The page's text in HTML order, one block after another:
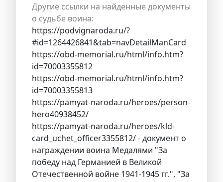
Другие ссылки на найденные документы
о судьбе воина:
https://podvignaroda.ru/?
#id=1264426841&tab=navDetailManCard
https://obd-memorial.ru/html/info.htm?
id=70003355812
https://obd-memorial.ru/html/info.htm?
id=70003355813
https://pamyat-naroda.ru/heroes/person-
hero40938452/
https://pamyat-naroda.ru/heroes/kld-
card_uchet_officer3355812/ - документ о
награждении воина Медалями "За
победу над Германией в Великой
Отечественной войне 1941-1945 гг.", "За